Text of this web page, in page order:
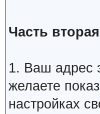
Часть
1. Ваш адрес
желаете
настройках